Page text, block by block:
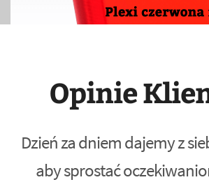
Opinie
Dzień za dniem dajemy z
aby sprostać